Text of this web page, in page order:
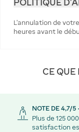
POLITIQUE
L’annulation de
heures avant le
CE
NOTE DE 4,7/5
Plus de 125
satisfaction